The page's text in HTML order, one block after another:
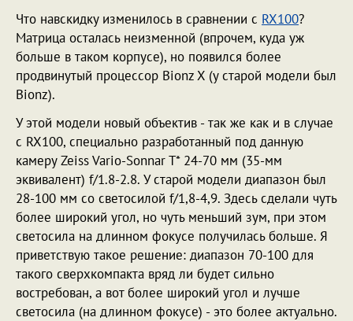
Что навскидку изменилось в сравнении с RX100?
Матрица осталась неизменной (впрочем, куда уж
больше в таком корпусе), но появился более
продвинутый процессор Bionz X (у старой модели был
Bionz).
У этой модели новый объектив - так же как и в случае
с RX100, специально разработанный под данную
камеру Zeiss Vario-Sonnar T* 24-70 мм (35-мм
эквивалент) f/1.8-2.8. У старой модели диапазон был
28-100 мм со светосилой f/1,8-4,9. Здесь сделали чуть
более широкий угол, но чуть меньший зум, при этом
светосила на длинном фокусе получилась больше. Я
приветствую такое решение: диапазон 70-100 для
такого сверхкомпакта вряд ли будет сильно
востребован, а вот более широкий угол и лучше
светосила (на длинном фокусе) - это более актуально.